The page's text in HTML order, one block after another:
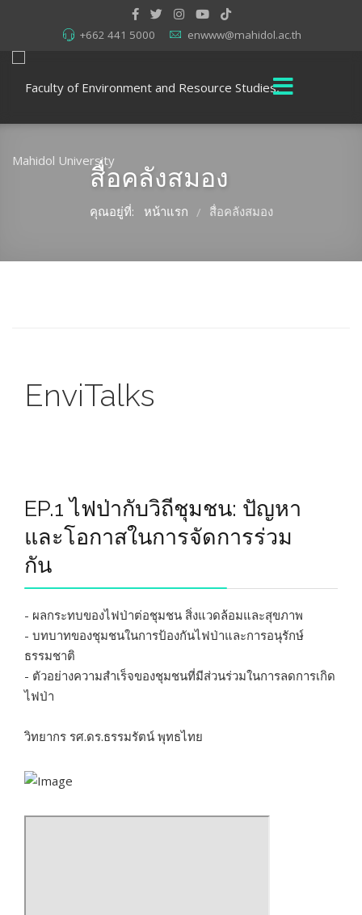
+662 441 5000 enwww@mahidol.ac.th
สื่อคลังสมอง
คุณอยู่ที่: หน้าแรก / สื่อคลังสมอง
EnviTalks
EP.1 ไฟป่ากับวิถีชุมชน: ปัญหา
และโอกาสในการจัดการร่วม
กัน
- ผลกระทบของไฟป่าต่อชุมชน สิ่งแวดล้อมและสุขภาพ
- บทบาทของชุมชนในการป้องกันไฟป่าและการอนุรักษ์
ธรรมชาติ
- ตัวอย่างความสำเร็จของชุมชนที่มีส่วนร่วมในการลดการเกิด
ไฟป่า
วิทยากร รศ.ดร.ธรรมรัตน์ พุทธไทย